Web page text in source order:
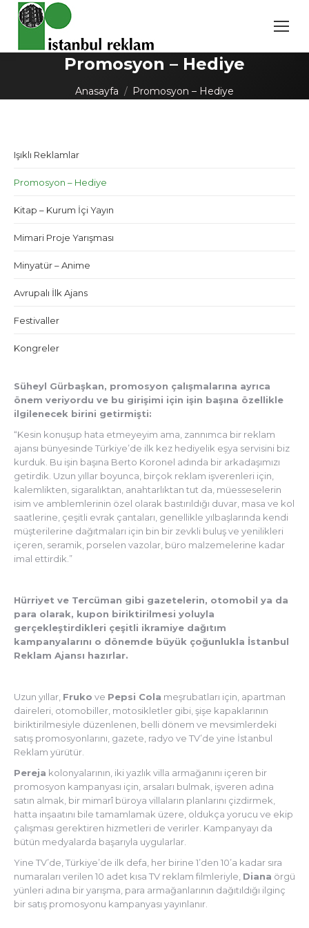
Promosyon – Hediye
Anasayfa Promosyon – Hediye
Işıklı Reklamlar
Promosyon – Hediye
Kitap – Kurum İçi Yayın
Mimari Proje Yarışması
Minyatür – Anime
Avrupalı İlk Ajans
Festivaller
Kongreler
Süheyl Gürbaşkan, promosyon çalışmalarına ayrıca
önem veriyordu ve bu girişimi için işin başına özellikle
ilgilenecek birini getirmişti:
“Kesin konuşup hata etmeyeyim ama, zannımca bir reklam
ajansı bünyesinde Türkiye’de ilk kez hediyelik eşya servisini biz
kurduk. Bu işin başına Berto Koronel adında bir arkadaşımızı
getirdik. Uzun yıllar boyunca, birçok reklam işverenleri için,
kalemlikten, sigaralıktan, anahtarlıktan tut da, müesseselerin
isim ve amblemlerinin özel olarak bastırıldığı duvar, masa ve kol
saatlerine, çeşitli evrak çantaları, genellikle yılbaşlarında kendi
müşterilerine dağıtmaları için bin bir zevkli buluş ve yenilikleri
içeren, seramik, porselen vazolar, büro malzemelerine kadar
imal ettirdik.”
Hürriyet ve Tercüman gibi gazetelerin, otomobil ya da
para olarak, kupon biriktirilmesi yoluyla
gerçekleştirdikleri çeşitli ikramiye dağıtım
kampanyalarını o dönemde büyük çoğunlukla İstanbul
Reklam Ajansı hazırlar.
Uzun yıllar, Fruko ve Pepsi Cola meşrubatları için, apartman
daireleri, otomobiller, motosikletler gibi, şişe kapaklarının
biriktirilmesiyle düzenlenen, belli dönem ve mevsimlerdeki
satış promosyonlarını, gazete, radyo ve TV’de yine İstanbul
Reklam yürütür.
Pereja kolonyalarının, iki yazlık villa armağanını içeren bir
promosyon kampanyası için, arsaları bulmak, işveren adına
satın almak, bir mimarî büroya villaların planlarını çizdirmek,
hatta inşaatını bile tamamlamak üzere, oldukça yorucu ve ekip
çalışması gerektiren hizmetleri de verirler. Kampanyayı da
bütün medyalarda başarıyla uygularlar.
Yine TV’de, Türkiye’de ilk defa, her birine 1’den 10’a kadar sıra
numaraları verilen 10 adet kısa TV reklam filmleriyle, Diana örgü
yünleri adına bir yarışma, para armağanlarının dağıtıldığı ilginç
bir satış promosyonu kampanyası yayınlanır.